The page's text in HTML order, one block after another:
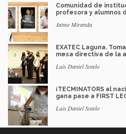
Comunidad de
profesora y alumnos
Jaime Miranda
EXATEC Laguna.
mesa directiva de la
Luis Daniel Sotelo
¡TECMINATORS al
gana pase a FIRST
Luis Daniel Sotelo